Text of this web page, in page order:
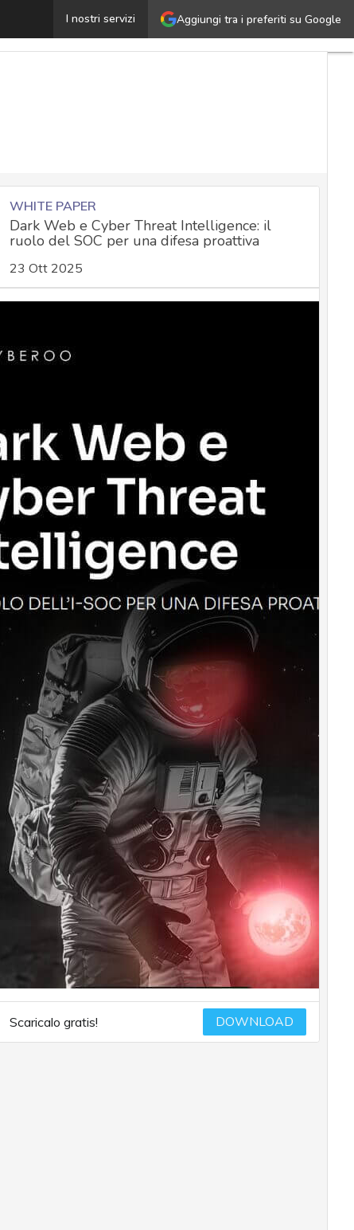
Aggiungi tra i preferiti su Google
I nostri servizi
Attacco hacker ai router: così criminali filorussi
WHITE PAPER
Dark Web e Cyber Threat Intelligence: il
ruolo del SOC per una difesa proattiva
23 Ott 2025
Scaricalo gratis! DOWNLOAD